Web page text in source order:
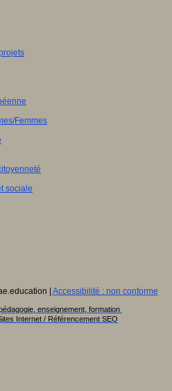
Femmes
sociale
| Accessibilité : non conforme
enseignement, formation
Internet / Référencement SEO